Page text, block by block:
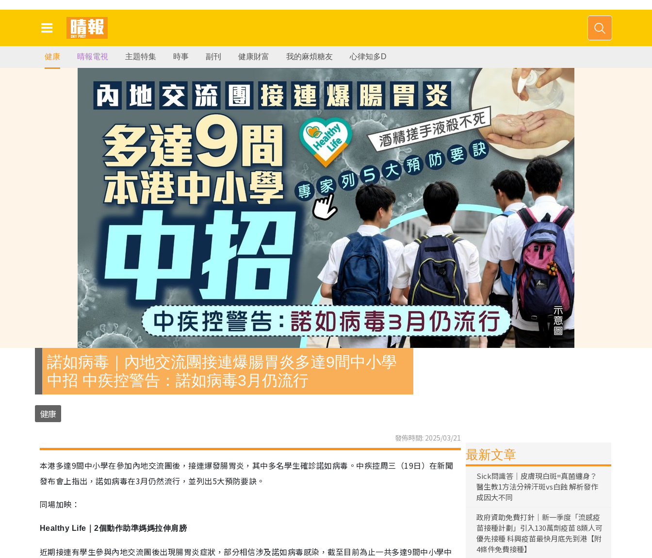
健康 晴報電視 主題特集 時事 副刊 健康財富 我的麻煩糖友 心律知多D
諾如病毒｜內地交流團接連爆腸胃炎多達9間中小學
中招 中疾控警告：諾如病毒3月仍流行
健康
發佈時間: 2025/03/21
本港多達9間中小學在參加內地交流團後，接連爆發腸胃炎，其中多名學生確診諾如病毒。中疾控周三（19日）在新聞
發布會上指出，諾如病毒在3月仍然流行，並列出5大預防要訣。
同場加映：
Healthy Life｜2個動作助準媽媽拉伸肩膀
近期接連有學生參與內地交流團後出現腸胃炎症狀，部分相信涉及諾如病毒感染，截至目前為止一共多達9間中小學中
最新文章
Sick問識答｜皮膚現白斑=真菌纏身？
醫生教1方法分辨汗斑vs白蝕 解析發作
成因大不同
政府資助免費打針｜新一季度「流感疫
苗接種計劃」引入130萬劑疫苗 8類人可
優先接種 科興疫苗最快月底先到港【附
4條件免費接種】